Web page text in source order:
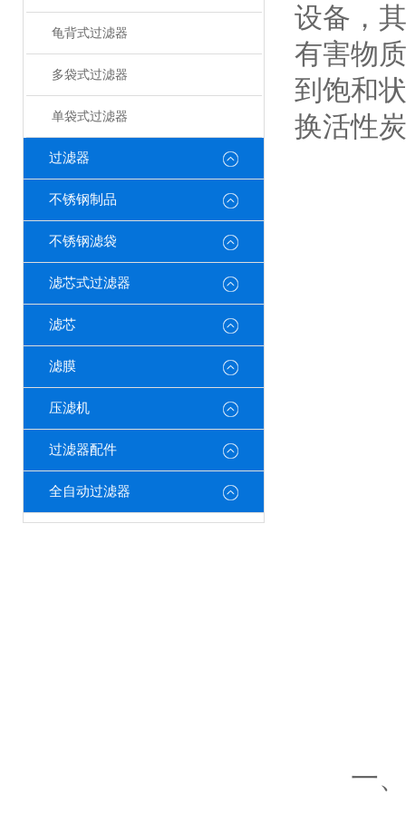
龟背式过滤器
多袋式过滤器
单袋式过滤器
过滤器
不锈钢制品
不锈钢滤袋
滤芯式过滤器
滤芯
滤膜
压滤机
过滤器配件
全自动过滤器
设备，
有害物
到饱和
换活性
一、